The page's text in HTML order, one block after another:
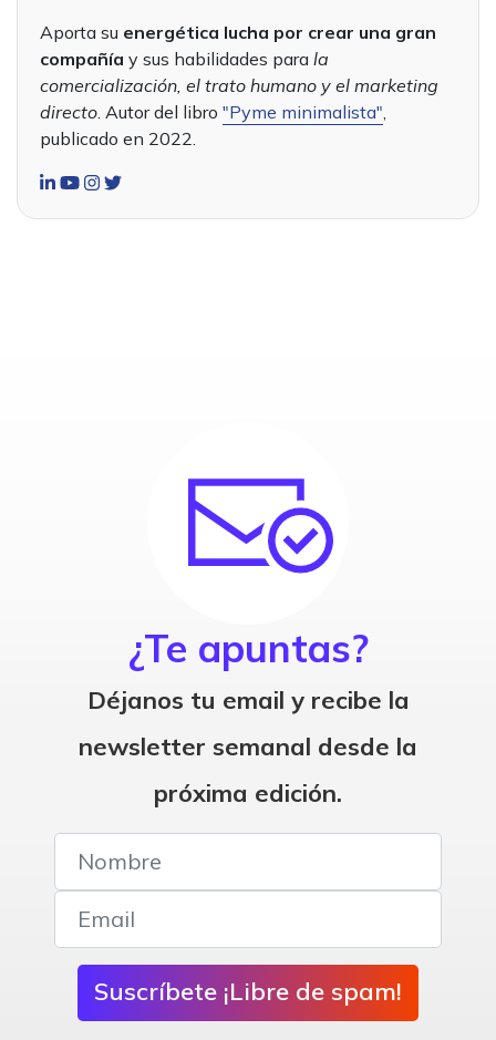
Aporta su energética lucha por crear una gran
compañía y sus habilidades para la
comercialización, el trato humano y el marketing
directo . Autor del libro "Pyme minimalista"
publicado en 2022.
¿Te apuntas?
Déjanos tu email y recibe la
newsletter semanal desde la
próxima edición.
Suscríbete ¡Libre de spam!